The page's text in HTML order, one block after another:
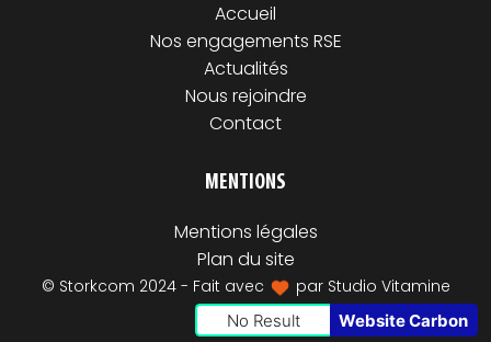
Accueil
Nos engagements RSE
Actualités
Nous rejoindre
Contact
MENTIONS
Mentions légales
Plan du site
© Storkcom 2024 - Fait avec par Studio Vitamine
No Result Website Carbon